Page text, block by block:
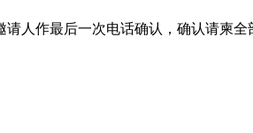
人作最后一次电话确认，确认请柬全